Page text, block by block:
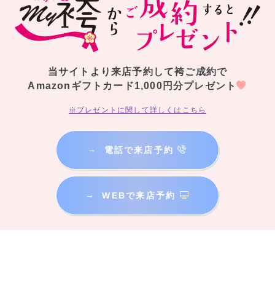
当サイトより来店予約して袴ご成約で
Amazonギフトカード1,000円分プレゼント
※プレゼントに関して詳しくはこちら
→ 電話で来店予約
→ WEBで来店予約